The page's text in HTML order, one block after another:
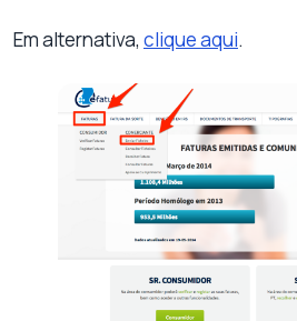
Em alternativa, clique aqui.